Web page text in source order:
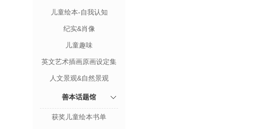
儿童绘本-自我认知
纪实&肖像
儿童趣味
英文艺术插画原画设定集
人文景观&自然景观
善本话题馆
获奖儿童绘本书单